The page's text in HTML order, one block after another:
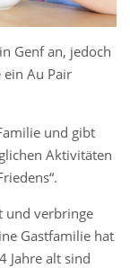
Genf an, jedoch
Au Pair
und gibt
Aktivitäten
und verbringe
Gastfamilie hat
Jahre alt sind